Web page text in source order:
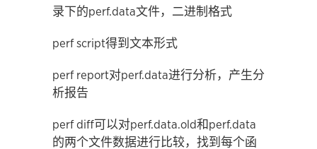
录下的perf.data文件，二进制格式
perf script得到文本形式
perf report对perf.data进行分析，产生分
析报告
perf diff可以对perf.data.old和perf.data
的两个文件数据进行比较，找到每个函